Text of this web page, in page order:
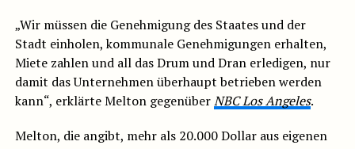
„Wir müssen die Genehmigung des Staates und der
Stadt einholen, kommunale Genehmigungen erhalten,
Miete zahlen und all das Drum und Dran erledigen, nur
damit das Unternehmen überhaupt betrieben werden
kann“, erklärte Melton gegenüberNBC Los Angeles.
Melton, die angibt, mehr als 20.000 Dollar aus eigenen